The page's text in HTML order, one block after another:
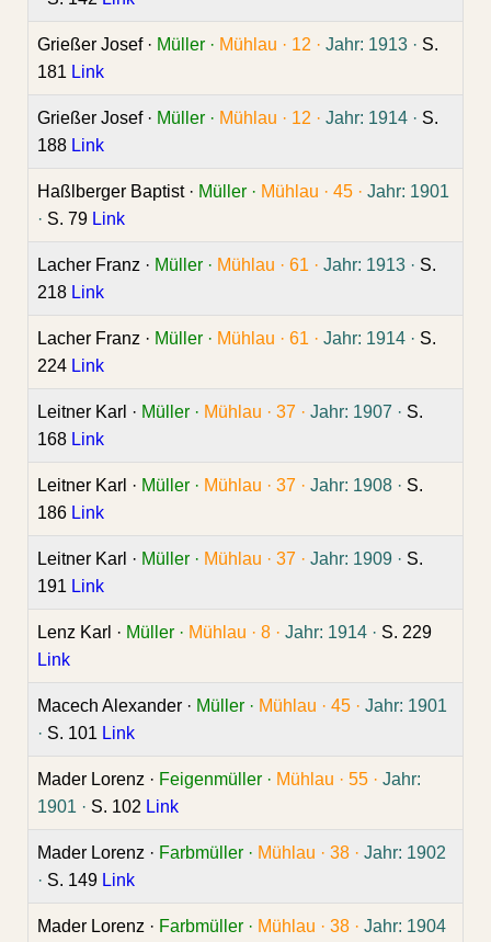
Grießer Josef · Müller · Mühlau · 12 · Jahr: 1913 · S.
181 Link
Grießer Josef · Müller · Mühlau · 12 · Jahr: 1914 · S.
188 Link
Haßlberger Baptist · Müller · Mühlau · 45 · Jahr: 1901
· S. 79 Link
Lacher Franz · Müller · Mühlau · 61 · Jahr: 1913 · S.
218 Link
Lacher Franz · Müller · Mühlau · 61 · Jahr: 1914 · S.
224 Link
Leitner Karl · Müller · Mühlau · 37 · Jahr: 1907 · S.
168 Link
Leitner Karl · Müller · Mühlau · 37 · Jahr: 1908 · S.
186 Link
Leitner Karl · Müller · Mühlau · 37 · Jahr: 1909 · S.
191 Link
Lenz Karl · Müller · Mühlau · 8 · Jahr: 1914 · S. 229
Link
Macech Alexander · Müller · Mühlau · 45 · Jahr: 1901
· S. 101 Link
Mader Lorenz · Feigenmüller · Mühlau · 55 · Jahr:
1901 · S. 102 Link
Mader Lorenz · Farbmüller · Mühlau · 38 · Jahr: 1902
· S. 149 Link
Mader Lorenz · Farbmüller · Mühlau · 38 · Jahr: 1904